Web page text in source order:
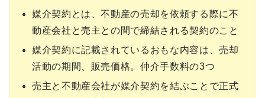
媒介契約とは、不動産の売却を依頼する際に不
動産会社と売主との間で締結される契約のこと
媒介契約に記載されているおもな内容は、売却
活動の期間、販売価格。仲介手数料の3つ
売主と不動産会社が媒介契約を結ぶことで正式